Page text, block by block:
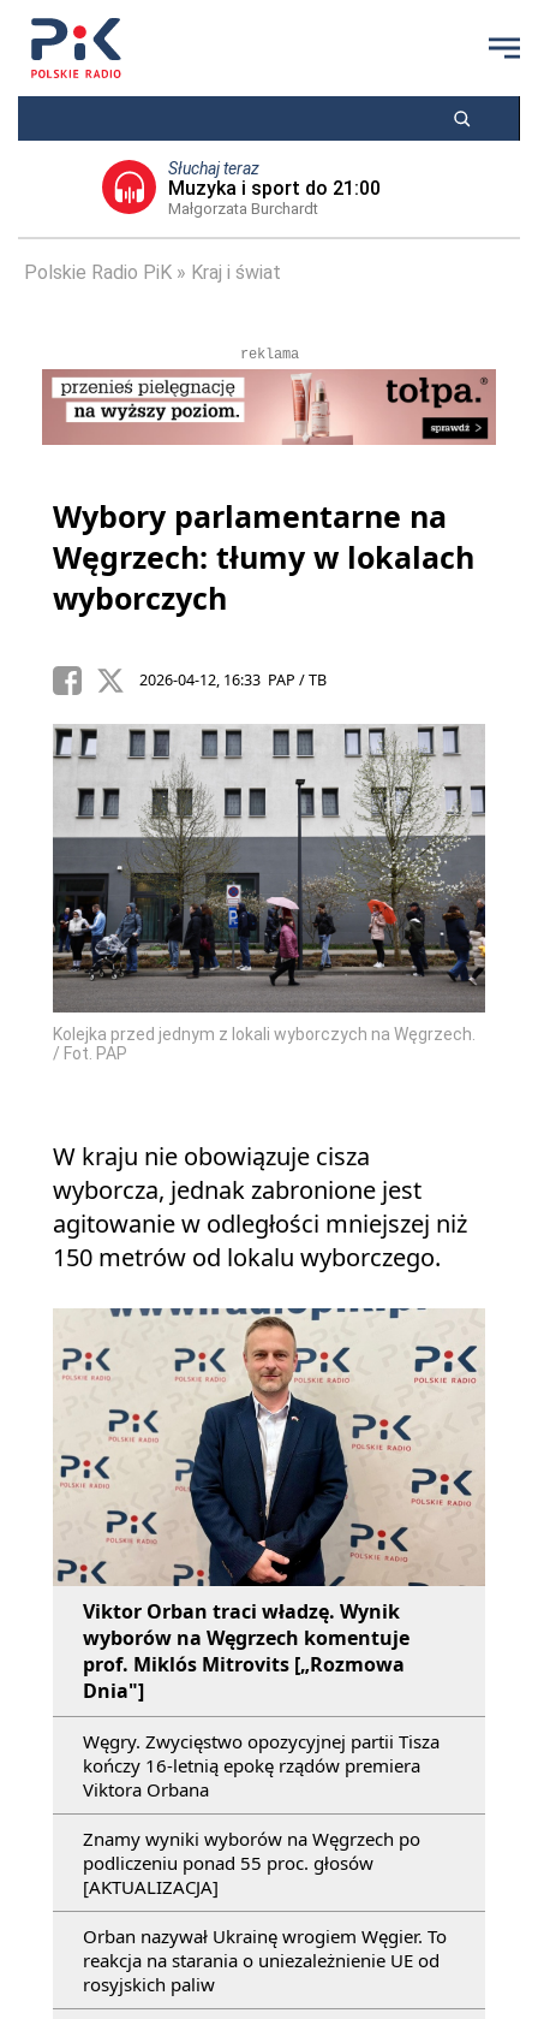
Słuchaj teraz
Muzyka i sport do 21:00
Małgorzata Burchardt
Polskie Radio PiK Kraj i świat
reklama
Wybory parlamentarne na
Węgrzech: tłumy w lokalach
wyborczych
2026-04-12, 16:33 PAP / TB
Kolejka przed jednym z lokali wyborczych na Węgrzech.
/ Fot. PAP
W kraju nie obowiązuje cisza
wyborcza, jednak zabronione jest
agitowanie w odległości mniejszej niż
150 metrów od lokalu wyborczego.
Viktor Orban traci władzę. Wynik
wyborów na Węgrzech komentuje
prof. Miklós Mitrovits [„Rozmowa
Dnia"]
Węgry. Zwycięstwo opozycyjnej partii Tisza
kończy 16-letnią epokę rządów premiera
Viktora Orbana
Znamy wyniki wyborów na Węgrzech po
podliczeniu ponad 55 proc. głosów
[AKTUALIZACJA]
Orban nazywał Ukrainę wrogiem Węgier. To
reakcja na starania o uniezależnienie UE od
rosyjskich paliw